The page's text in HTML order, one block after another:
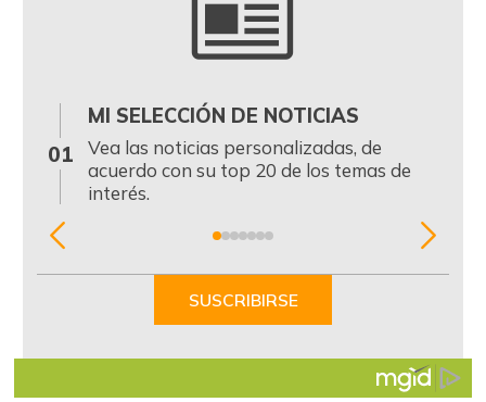
01
MI SELECCIÓN DE NOTICIAS
Vea las noticias personalizadas, de
acuerdo con su top 20 de los temas de
interés.
Item
SUSCRIBIRSE